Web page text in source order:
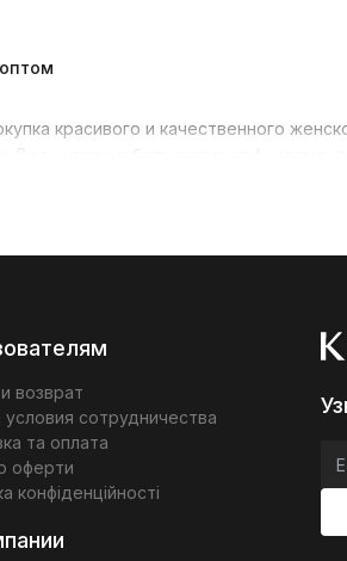
красивого и качественного
товара и его ассортимент
приятной стоимости.
оптом
только приятные эмоции, очень
возврат
условия сотрудничества
та оплата
оферти
конфіденційності